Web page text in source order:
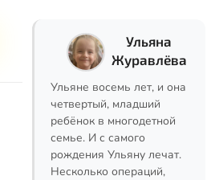
Ульяна
Журавлёва
Ульяне восемь лет, и она
четвертый, младший
ребёнок в многодетной
семье. И с самого
рождения Ульяну лечат.
Несколько операций,